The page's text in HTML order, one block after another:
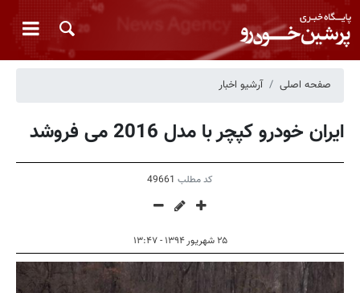
صفحه اصلی آرشیو اخبار
ایران خودرو کپچر با مدل 2016 می فروشد
کد مطلب 49661
۲۵ شهریور ۱۳۹۴ - ۱۳:۴۷